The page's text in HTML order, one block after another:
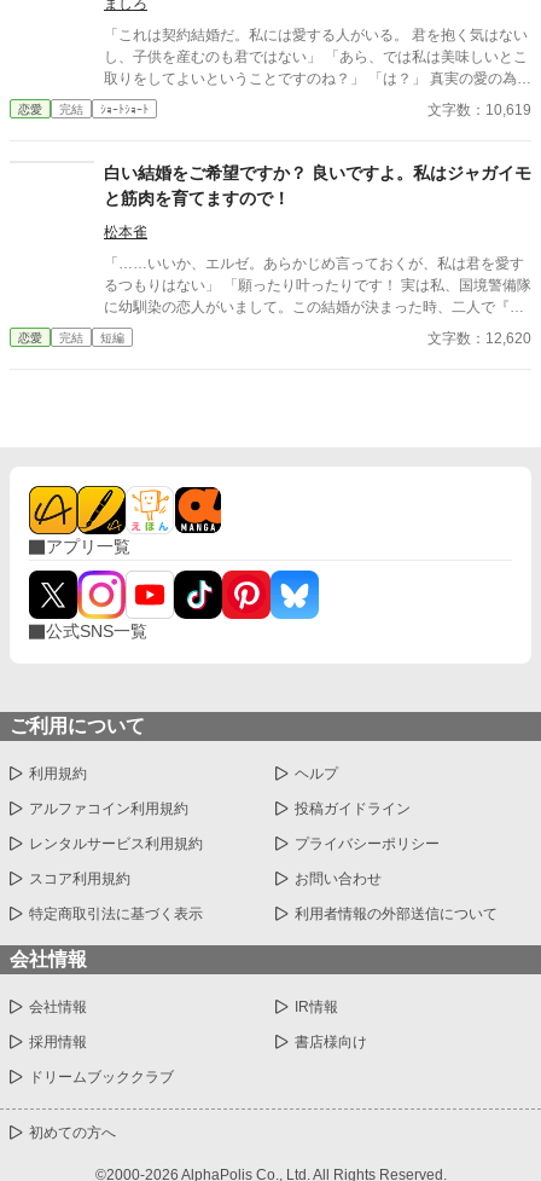
分かっていない」 開始一分で愛さない宣言は撤回。 無自覚に自己
評価が低い妻に、激重独占欲を発症した最強騎士が爆誕する。 以
後、 寝室は強制統合 常時抱っこ移動 一秒ごとに更新される溺愛
妻を傷つける者には容赦なし宣言 甘さ過多、独占欲過剰、愛情暴
――？ 自己評価ゼロの健気令嬢と愛が一分も我慢できなかった最
ましろ
「これは契約結婚だ。私には愛する人がいる。 君を抱く気はない
し、子供を産むのも君ではない」 「あら、では私は美味しいとこ
取りをしてよいということですのね？」 「は？」 真実の愛の為に
契約結婚を持ち掛ける男と、そんな男の浪漫を打ち砕く女のお
話。 ✻ゆるふわ設定です。 気を付けていますが、誤字脱字などが
トルを変更しました。
恋愛 完結 ｼｮｰﾄｼｮｰﾄ 文字数：10,619
白い結婚をご希望ですか？ 良いですよ。私はジャガイモ
と筋肉を育てますので！
松本雀
「……いいか、エルゼ。あらかじめ言っておくが、私は君を愛す
るつもりはない」 「願ったり叶ったりです！ 実は私、国境警備隊
に幼馴染の恋人がいまして。この結婚が決まった時、二人で『体
は売っても心は売らない』って涙ながらに誓い合ったんです。閣
下が愛してくださらないなら、私の貞操も守られます！ ありがと
育てることだった！ 公爵家の庭園を勝手に耕し、プロテインを肥
料にするエルゼに、最初は呆れていたギルベルト。だが、彼女の
あまりにフリーダムな振る舞いと、恋人への一途（？）な情熱を
目の当たりにするうち、冷徹だった彼の心（と筋肉）に異変が起
き始めて……！？
恋愛 完結 短編 文字数：12,620
アプリ一覧
公式SNS一覧
ご利用について
利用規約 ヘルプ
アルファコイン利用規約 投稿ガイドライン
レンタルサービス利用規約 プライバシーポリシー
スコア利用規約 お問い合わせ
特定商取引法に基づく表示 利用者情報の外部送信について
会社情報
会社情報 IR情報
採用情報 書店様向け
ドリームブッククラブ
初めての方へ
©2000-2026 AlphaPolis Co., Ltd. All Rights Reserved.